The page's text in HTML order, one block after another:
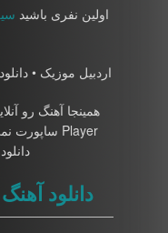
اولین نفری باشید
اردبیل موزیک •
همینجا آهنگ رو
دانلود